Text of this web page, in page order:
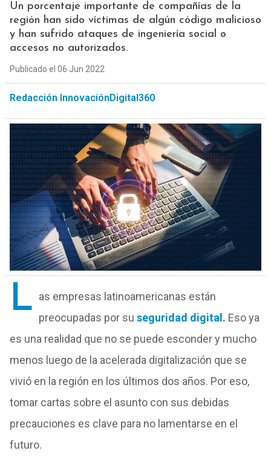
Un porcentaje importante de compañías de la
región han sido víctimas de algún código malicioso
y han sufrido ataques de ingeniería social o
accesos no autorizados.
Publicado el 06 Jun 2022
Redacción InnovaciónDigital360
L as empresas latinoamericanas están
preocupadas por su seguridad digital. Eso ya
es una realidad que no se puede esconder y mucho
menos luego de la acelerada digitalización que se
vivió en la región en los últimos dos años. Por eso,
tomar cartas sobre el asunto con sus debidas
precauciones es clave para no lamentarse en el
futuro.